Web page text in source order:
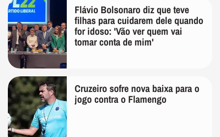
Flávio Bolsonaro diz que teve
filhas para cuidarem dele quando
for idoso: 'Vão ver quem vai
tomar conta de mim'
Cruzeiro sofre nova baixa para o
jogo contra o Flamengo